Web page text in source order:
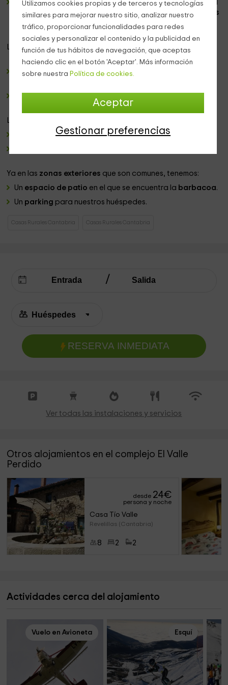
Utilizamos cookies propias y de terceros y tecnologías
similares para mejorar nuestro sitio, analizar nuestro
tráfico, proporcionar funcionalidades para redes
sociales y personalizar el contenido y la publicidad en
función de tus hábitos de navegación, que aceptas
haciendo clic en el botón 'Aceptar'. Más información
sobre nuestra Política de cookies.
Aceptar
Gestionar preferencias
Un cuarto de baño completo en el que vas a encontrar el
conjunto desanitariosnecesario, y losjuegos de toallas
que necesitaréis.
La planta superiorreparte:
Un dormitorio dobleamplio, nen el que se encuentran las
La
cama de matrimoniocon sábanas y mantas.
Ya en las zonas exteriores que son comunes, tenemos:
Un espacio de patio en el que se encuentra la barbacoa.
Un parking para nuestros huéspedes.
Casas Rurales Cantabria Casas Rurales Cantabria
RESERVA INMEDIATA
Ver todas las instalaciones y servicios
Otros alojamientos en el complejo El Valle
Perdido
desde 24€
persona y noche
Casa Tío Valle
Revelillas (Cantabria)
8 2 2
Actividades cerca del alojamiento
Vuelo en Avioneta Esquí